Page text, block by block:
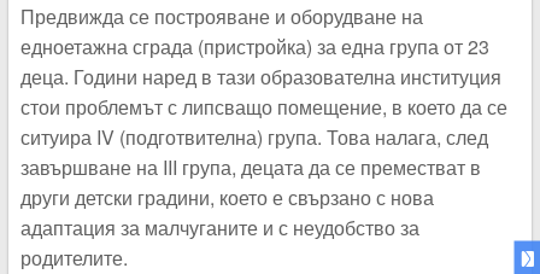
Предвижда се построяване и оборудване на
едноетажна сграда (пристройка) за една група от 23
деца. Години наред в тази образователна институция
стои проблемът с липсващо помещение, в което да се
ситуира IV (подготвителна) група. Това налага, след
завършване на III група, децата да се преместват в
други детски градини, което е свързано с нова
адаптация за малчуганите и с неудобство за
родителите.